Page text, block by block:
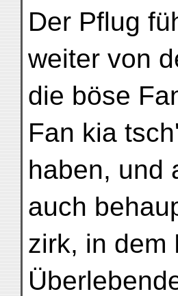
Der Pflug
weiter von
die böse
Fan kia
haben, und
auch
zirk, in dem